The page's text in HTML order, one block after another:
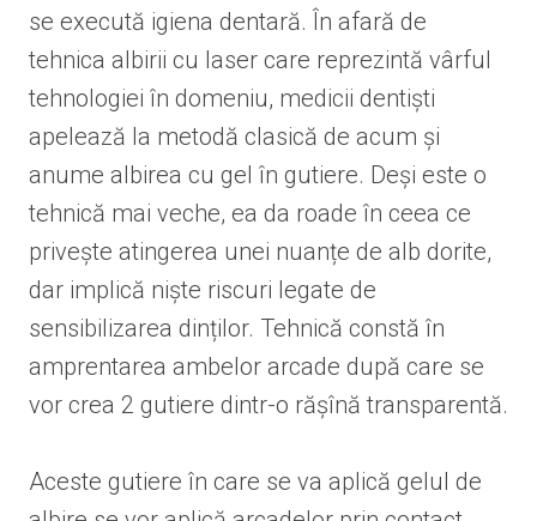
se execută igiena dentară. În afară de
tehnica albirii cu laser care reprezintă vârful
tehnologiei în domeniu, medicii dentiști
apelează la metodă clasică de acum și
anume albirea cu gel în gutiere. Deși este o
tehnică mai veche, ea da roade în ceea ce
privește atingerea unei nuanțe de alb dorite,
dar implică niște riscuri legate de
sensibilizarea dinților. Tehnică constă în
amprentarea ambelor arcade după care se
vor crea 2 gutiere dintr-o rășînă transparentă.
Aceste gutiere în care se va aplică gelul de